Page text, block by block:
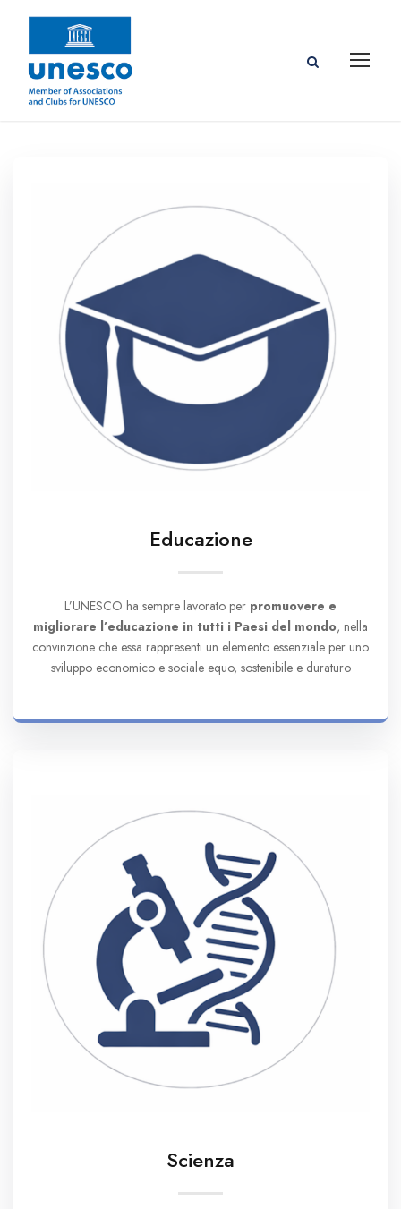
Educazione
L’UNESCO ha sempre lavorato per promuovere e
migliorare l’educazione in tutti i Paesi del mondo, nella
convinzione che essa rappresenti un elemento essenziale per uno
sviluppo economico e sociale equo, sostenibile e duraturo
Scienza